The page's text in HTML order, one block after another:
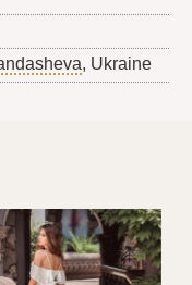
, Ukraine